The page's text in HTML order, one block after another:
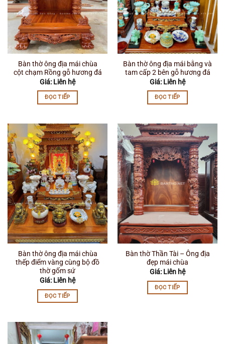
Bàn thờ ông địa mái chùa
cột chạm Rồng gỗ hương đá
Giá: Liên hệ
ĐỌC TIẾP
Bàn thờ ông địa mái bằng và
tam cấp 2 bên gỗ hương đá
Giá: Liên hệ
ĐỌC TIẾP
Bàn thờ ông địa mái chùa
thếp điểm vàng cùng bộ đồ
thờ gốm sứ
Giá: Liên hệ
ĐỌC TIẾP
Bàn thờ Thần Tài – Ông địa
đẹp mái chùa
Giá: Liên hệ
ĐỌC TIẾP